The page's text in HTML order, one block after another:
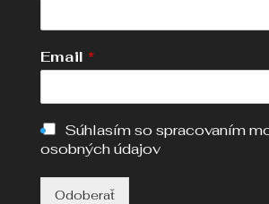
Email *
Súhlasím so spracovaním
osobných údajov
Odoberať